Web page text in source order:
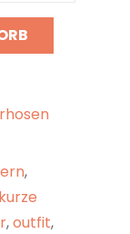
,
kurze
,outfit,